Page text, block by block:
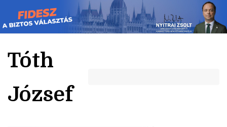
Skip
to
content
Tóth
József